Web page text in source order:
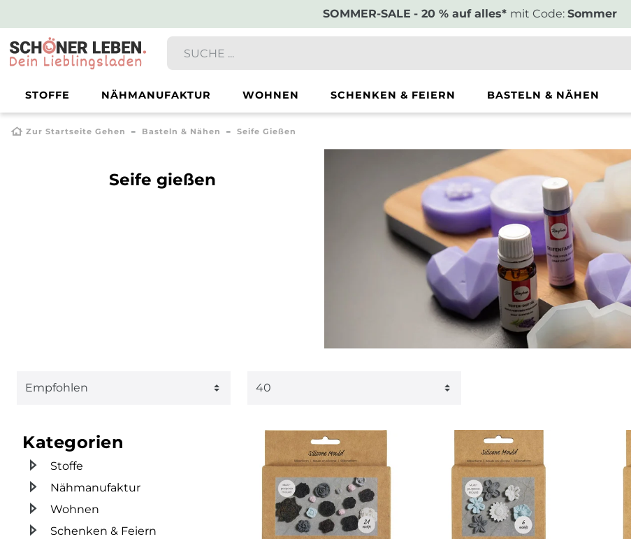
SOMMER-SALE - 20 % auf alles* mit Code: Sommer
STOFFE NÄHMANUFAKTUR WOHNEN SCHENKEN & FEIERN BASTELN & NÄHEN
Zur Startseite Gehen Basteln & Nähen Seife Gießen
Seife gießen
Kategorien
Stoffe
Nähmanufaktur
Wohnen
Schenken & Feiern